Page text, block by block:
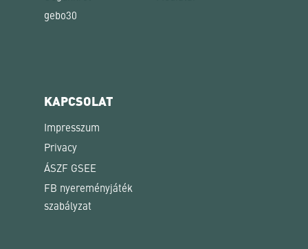
gebo30
KAPCSOLAT
Impresszum
Privacy
ÁSZF GSEE
FB nyereményjáték
szabályzat